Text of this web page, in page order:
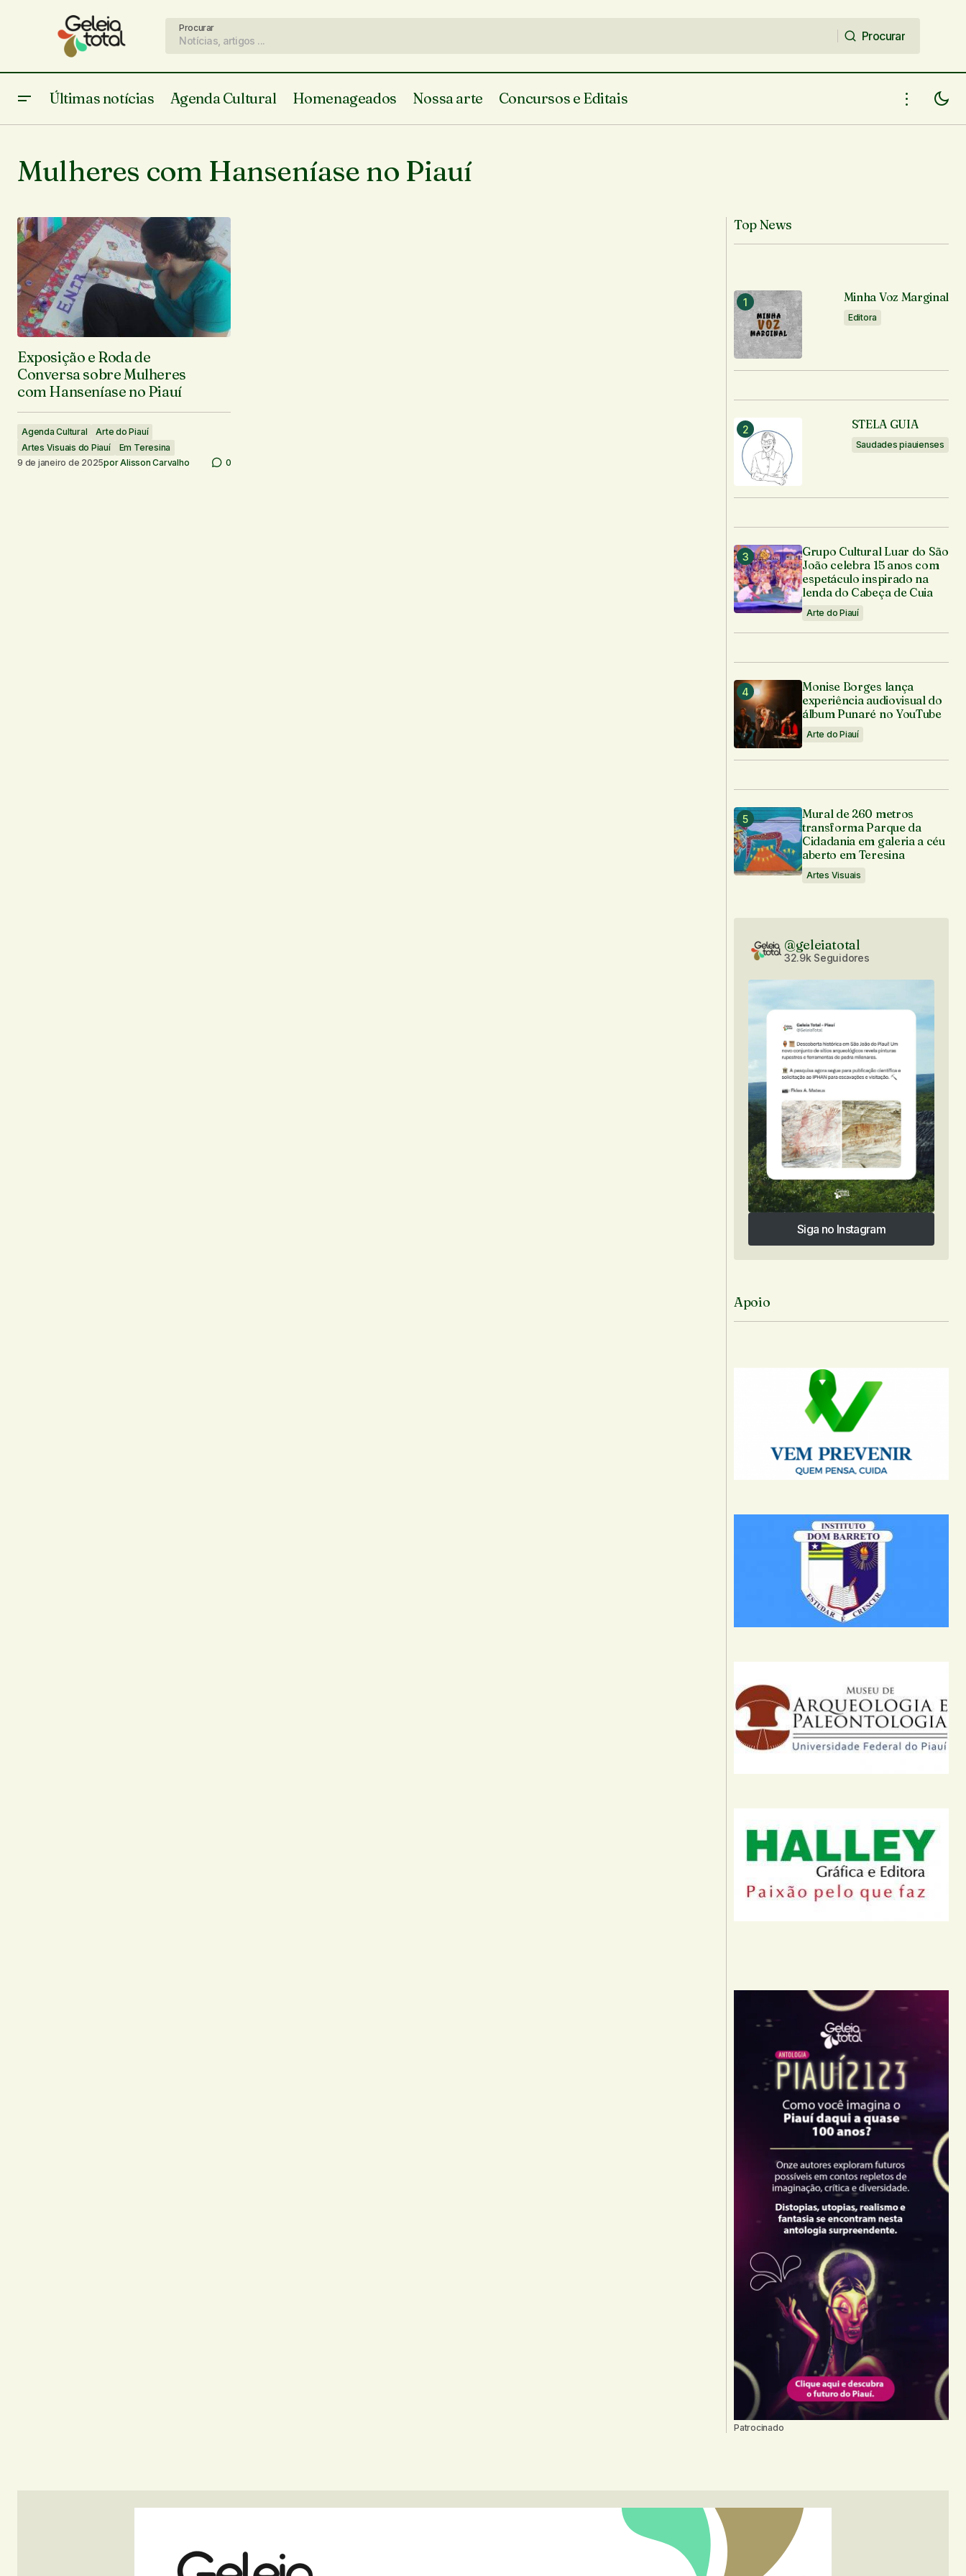
Procurar
Procurar
Últimas notícias Agenda Cultural Homenageados Nossa arte Concursos e Editais
Mulheres com Hanseníase no Piauí
Exposição e Roda de
Conversa sobre Mulheres
com Hanseníase no Piauí
Agenda Cultural
Arte do Piauí
Artes Visuais do Piauí
Em Teresina
9 de janeiro de 2025porAlisson Carvalho 0
Top News
Minha Voz Marginal
Editora
STELA GUIA
Saudades piauienses
Grupo Cultural Luar do São
João celebra 15 anos com
espetáculo inspirado na
lenda do Cabeça de Cuia
Arte do Piauí
Monise Borges lança
experiência audiovisual do
álbum Punaré no YouTube
Arte do Piauí
Mural de 260 metros
transforma Parque da
Cidadania em galeria a céu
aberto em Teresina
Artes Visuais
@geleiatotal
32.9k Seguidores
Siga no Instagram
Siga no Instagram
Apoio
Patrocinado